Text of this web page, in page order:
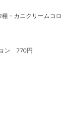
・カニクリームコロ
ョン 770円